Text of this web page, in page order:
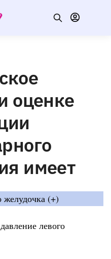
оценке
имеет
желудочка (+)
левого